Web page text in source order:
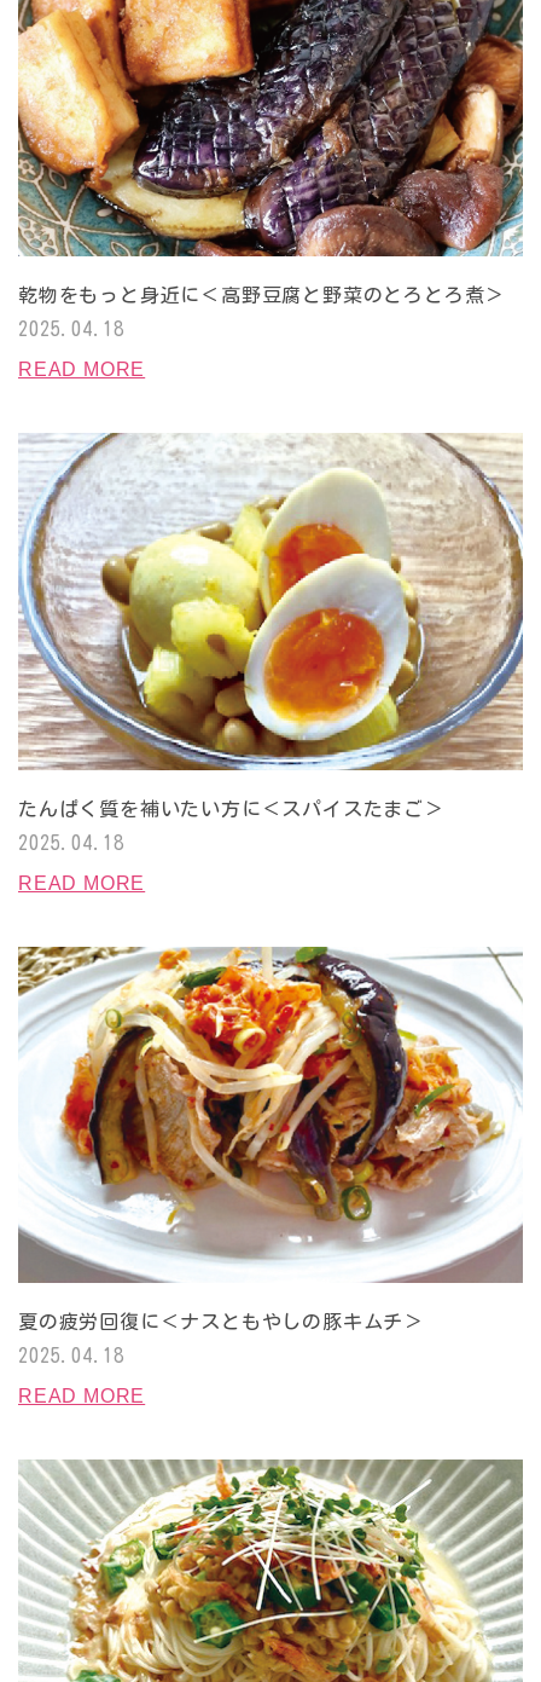
乾物をもっと身近に＜高野豆腐と野菜のとろとろ煮＞
2025.04.18
READ MORE
たんぱく質を補いたい方に＜スパイスたまご＞
2025.04.18
READ MORE
夏の疲労回復に＜ナスともやしの豚キムチ＞
2025.04.18
READ MORE